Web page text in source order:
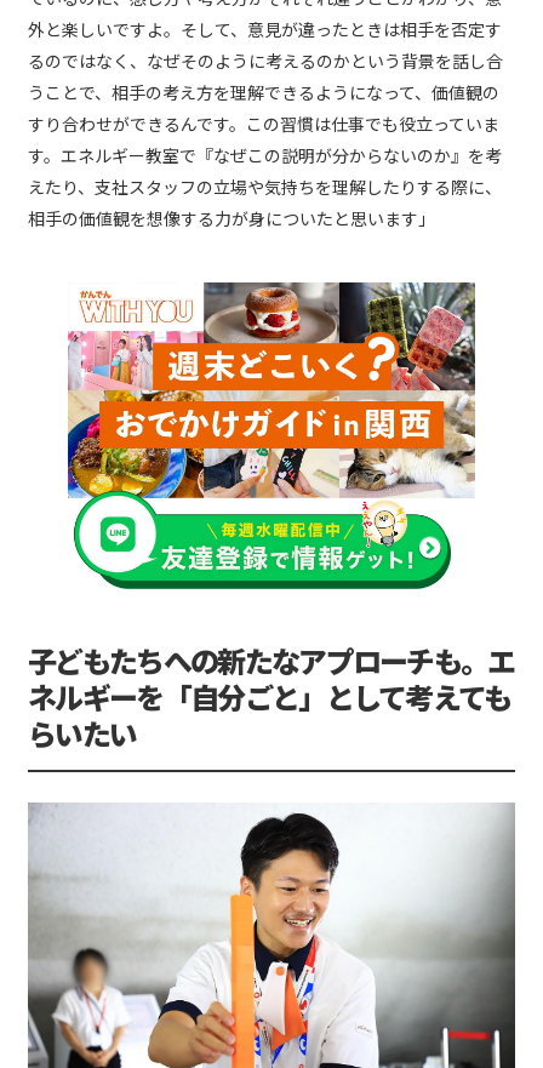
外と楽しいですよ。そして、意見が違ったときは相手を否定す
るのではなく、なぜそのように考えるのかという背景を話し合
うことで、相手の考え方を理解できるようになって、価値観の
すり合わせができるんです。この習慣は仕事でも役立っていま
す。エネルギー教室で『なぜこの説明が分からないのか』を考
えたり、支社スタッフの立場や気持ちを理解したりする際に、
相手の価値観を想像する力が身についたと思います」
子どもたちへの新たなアプローチも。エ
ネルギーを「自分ごと」として考えても
らいたい